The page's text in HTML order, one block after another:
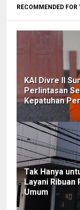
RECOMMENDED FOR
KAI Divre II
Perlintasan
Kepatuhan
Tak Hanya
Layani
Umum